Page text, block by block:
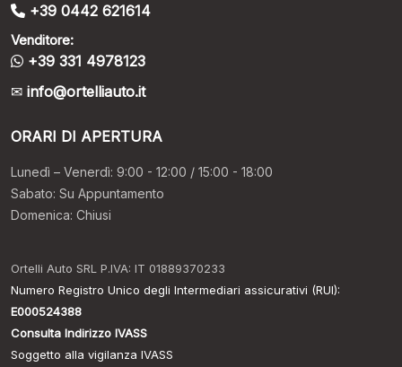
+39 0442 621614
Venditore:
+39 331 4978123
info@ortelliauto.it
ORARI DI APERTURA
Lunedì – Venerdì: 9:00 - 12:00 / 15:00 - 18:00
Sabato: Su Appuntamento
Domenica: Chiusi
Ortelli Auto SRL P.IVA: IT 01889370233
Numero Registro Unico degli Intermediari assicurativi (RUI):
E000524388
Consulta Indirizzo IVASS
Soggetto alla vigilanza IVASS